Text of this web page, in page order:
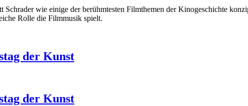
wie einige der berühmtesten Filmthemen der Kinogeschichte
Rolle die Filmmusik spielt.
der Kunst
der Kunst